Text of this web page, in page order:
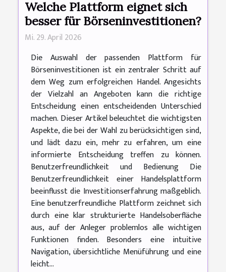
Welche Plattform eignet sich
besser für Börseninvestitionen?
Mi. 29. April 2026
Die Auswahl der passenden Plattform für
Börseninvestitionen ist ein zentraler Schritt auf
dem Weg zum erfolgreichen Handel. Angesichts
der Vielzahl an Angeboten kann die richtige
Entscheidung einen entscheidenden Unterschied
machen. Dieser Artikel beleuchtet die wichtigsten
Aspekte, die bei der Wahl zu berücksichtigen sind,
und lädt dazu ein, mehr zu erfahren, um eine
informierte Entscheidung treffen zu können.
Benutzerfreundlichkeit und Bedienung Die
Benutzerfreundlichkeit einer Handelsplattform
beeinflusst die Investitionserfahrung maßgeblich.
Eine benutzerfreundliche Plattform zeichnet sich
durch eine klar strukturierte Handelsoberfläche
aus, auf der Anleger problemlos alle wichtigen
Funktionen finden. Besonders eine intuitive
Navigation, übersichtliche Menüführung und eine
leicht...